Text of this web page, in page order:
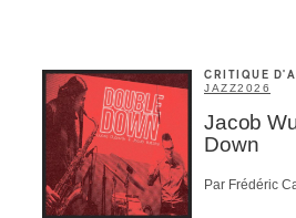
CRITIQUE
JAZZ2026
Jacob
Down
Par Frédéric